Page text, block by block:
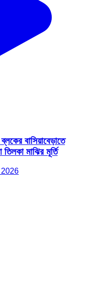
বাসিয়াবেড়াতে
মাঝির মূর্তি